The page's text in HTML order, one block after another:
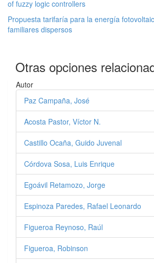
of fuzzy logic controllers
Propuesta tarifaría para la energía
familiares dispersos
Otras opciones
Autor
Paz Campaña, José
Acosta Pastor, Víctor N.
Castillo Ocaña, Guido Juvenal
Córdova Sosa, Luis Enrique
Egoávil Retamozo, Jorge
Espinoza Paredes, Rafael Leonardo
Figueroa Reynoso, Raúl
Figueroa, Robinson